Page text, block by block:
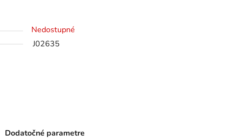
Nedostupné
J02635
Dodatočné parametre